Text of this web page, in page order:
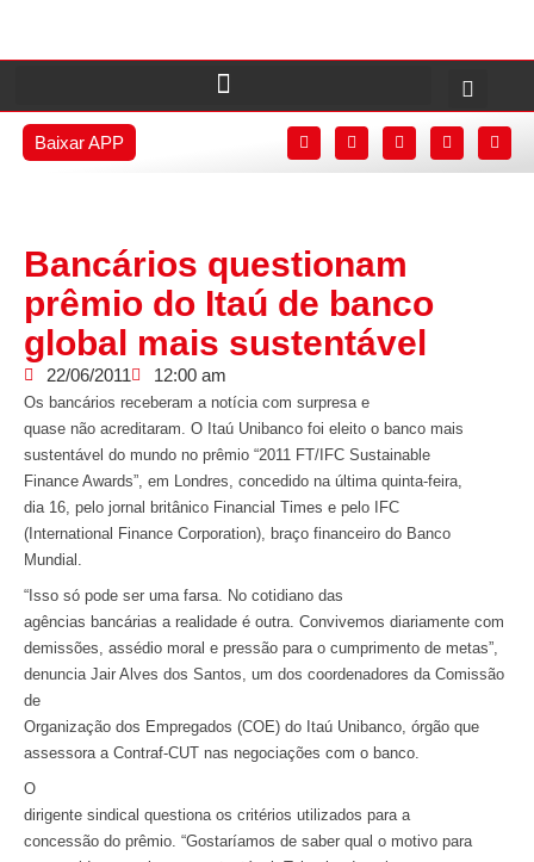
Baixar APP
Bancários questionam
prêmio do Itaú de banco
global mais sustentável
22/06/2011 12:00 am
Os bancários receberam a notícia com surpresa e
quase não acreditaram. O Itaú Unibanco foi eleito o banco mais
sustentável do mundo no prêmio “2011 FT/IFC Sustainable
Finance Awards”, em Londres, concedido na última quinta-feira,
dia 16, pelo jornal britânico Financial Times e pelo IFC
(International Finance Corporation), braço financeiro do Banco
Mundial.
“Isso só pode ser uma farsa. No cotidiano das
agências bancárias a realidade é outra. Convivemos diariamente com
demissões, assédio moral e pressão para o cumprimento de metas”,
denuncia Jair Alves dos Santos, um dos coordenadores da Comissão
de
Organização dos Empregados (COE) do Itaú Unibanco, órgão que
assessora a Contraf-CUT nas negociações com o banco.
O
dirigente sindical questiona os critérios utilizados para a
concessão do prêmio. “Gostaríamos de saber qual o motivo para